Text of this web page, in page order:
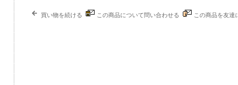
買い物を続ける この商品について問い合わせる この商品を友達